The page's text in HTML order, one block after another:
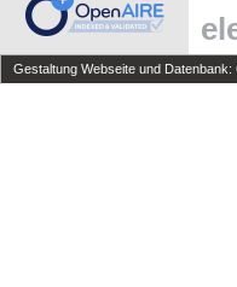
Gestaltung Webseite und